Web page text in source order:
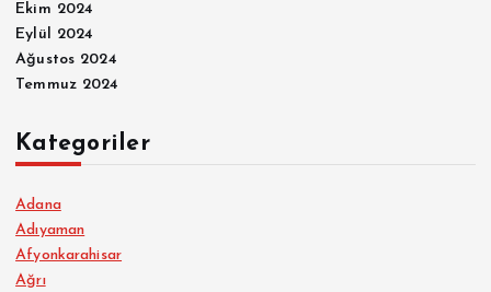
Ekim 2024
Eylül 2024
Ağustos 2024
Temmuz 2024
Kategoriler
Adana
Adıyaman
Afyonkarahisar
Ağrı